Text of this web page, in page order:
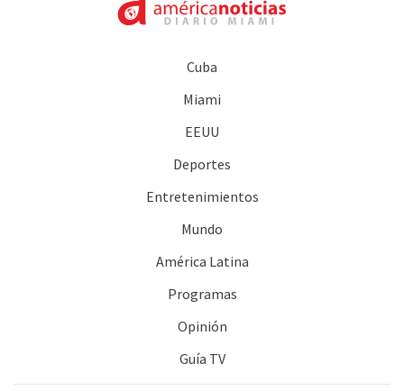
Cuba
Miami
EEUU
Deportes
Entretenimientos
Mundo
América Latina
Programas
Opinión
Guía TV